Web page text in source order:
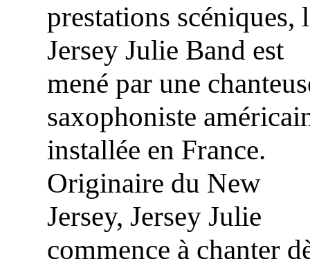
prestations scéniques,
Jersey Julie Band est
mené par une
saxophoniste
installée en France.
Originaire du New
Jersey, Jersey Julie
commence à chanter